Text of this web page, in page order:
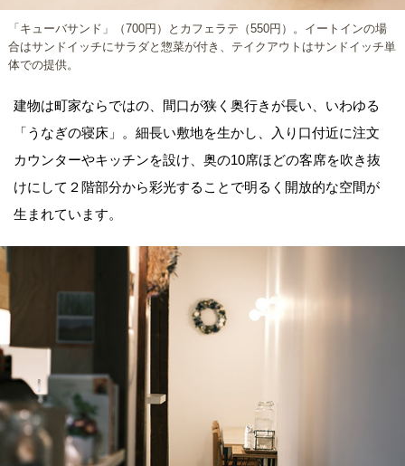
「キューバサンド」（700円）とカフェラテ（550円）。イートインの場
合はサンドイッチにサラダと惣菜が付き、テイクアウトはサンドイッチ単
体での提供。
建物は町家ならではの、間口が狭く奥行きが長い、いわゆる
「うなぎの寝床」。細長い敷地を生かし、入り口付近に注文
カウンターやキッチンを設け、奥の10席ほどの客席を吹き抜
けにして２階部分から彩光することで明るく開放的な空間が
生まれています。